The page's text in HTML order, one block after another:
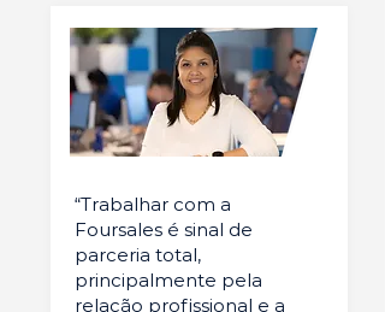
“Trabalhar com a
Foursales é sinal de
parceria total,
principalmente pela
relação profissional e a